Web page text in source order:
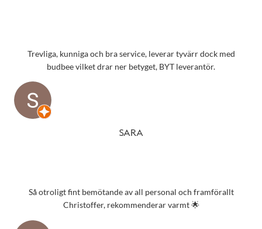
Trevliga, kunniga och bra service, leverar tyvärr dock med
budbee vilket drar ner betyget, BYT leverantör.
SARA
Så otroligt fint bemötande av all personal och framförallt
Christoffer, rekommenderar varmt 🌟